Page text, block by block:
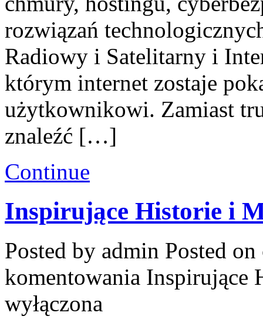
rozwiązań
Radiowy i Satelitarny i
którym internet zostaje
użytkownikowi. Zamiast
znaleźć […]
Continue
Inspirujące Historie i
Posted by admin Posted
komentowania Inspirujące
wyłączona